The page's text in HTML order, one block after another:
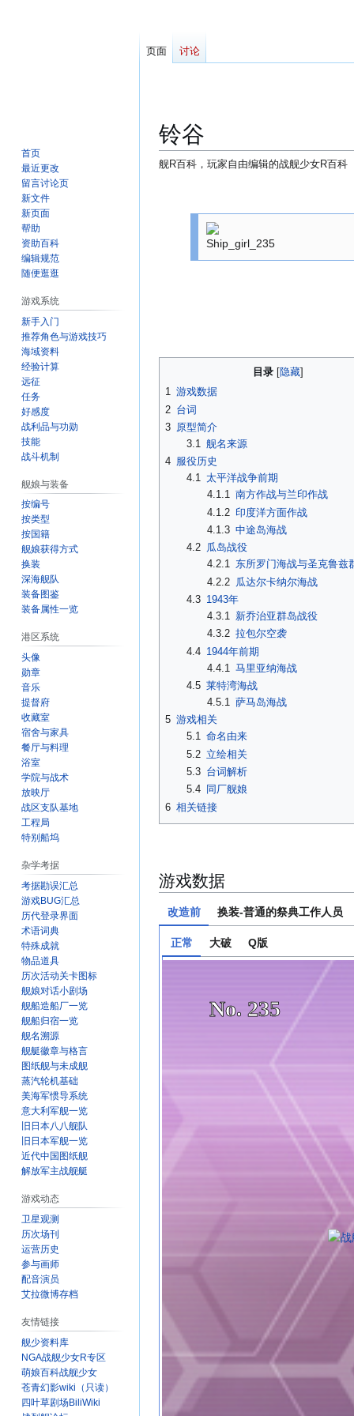
铃谷
舰R百科，玩家自由编辑的战舰少女R百科
目录
1 游戏数据
2 台词
3 原型简介
3.1
舰名来源
4 服役历史
4.1 太平洋战争前期
4.1.1 南方作战与兰印作战
4.1.2 印度洋方面作战
4.1.3 中途岛海战
4.2 瓜岛战役
4.2.1 东所罗门海战与圣克鲁兹
4.2.2 瓜达尔卡纳尔海战
4.3 1943年
4.3.1
新乔治亚群岛战役
4.3.2 拉包尔空袭
4.4 1944年前期
4.4.1
马里亚纳海战
4.5 莱特湾海战
4.5.1
萨马岛海战
5 游戏相关
5.1 命名由来
5.2 立绘相关
5.3 台词解析
5.4
同厂舰娘
6 相关链接
游戏数据
改造前 换装-普通的祭典工作人员
正常 大破 Q版
No. 235
页面 讨论
首页
最近更改
留言讨论页
新文件
新页面
帮助
资助百科
编辑规范
随便逛逛
游戏系统
新手入门
推荐角色与游戏技巧
海域资料
经验计算
远征
任务
好感度
战利品与功勋
技能
战斗机制
舰娘与装备
按编号
按类型
按国籍
舰娘获得方式
换装
深海舰队
装备图鉴
装备属性一览
港区系统
头像
勋章
音乐
提督府
收藏室
宿舍与家具
餐厅与料理
浴室
学院与战术
放映厅
战区支队基地
工程局
特别船坞
杂学考据
考据勘误汇总
游戏BUG汇总
历代登录界面
术语词典
特殊成就
物品道具
历次活动关卡图标
舰娘对话小剧场
舰船造船厂一览
舰船归宿一览
舰名溯源
舰艇徽章与格言
图纸舰与未成舰
蒸汽轮机基础
美海军惯导系统
意大利军舰一览
旧日本八八舰队
旧日本军舰一览
近代中国图纸舰
解放军主战舰艇
游戏动态
卫星观测
历次场刊
运营历史
参与画师
配音演员
艾拉微博存档
友情链接
舰少资料库
NGA战舰少女R专区
萌娘百科战舰少女
苍青幻影wiki（只读）
四叶草剧场BiliWiki